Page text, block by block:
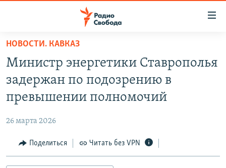
упрощенного
доступа
основному
Вернутся
АВТОРСКИЕ ПРОЕКТЫ
МНЕНИЯ
КУЛЬТУРА
НОВОСТИ. КАВКАЗ
Министр энергетики Ставрополья
задержан по подозрению в
превышении полномочий
26 марта 2026
Поделиться Читать без VPN